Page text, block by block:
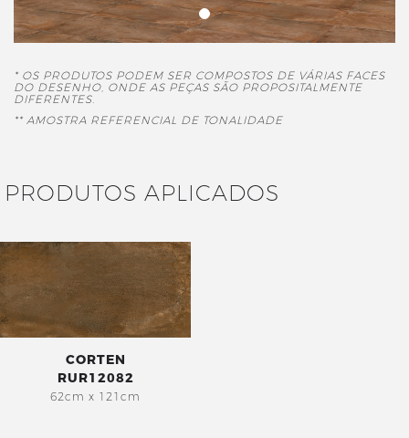
* OS PRODUTOS PODEM SER COMPOSTOS DE VÁRIAS FACES
DO DESENHO, ONDE AS PEÇAS SÃO PROPOSITALMENTE
DIFERENTES.
** AMOSTRA REFERENCIAL DE TONALIDADE
PRODUTOS APLICADOS
CORTEN
RUR12082
62cm x 121cm